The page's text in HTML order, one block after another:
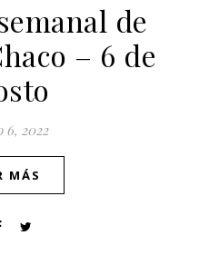
de
– 6 de
6, 2022
MÁS